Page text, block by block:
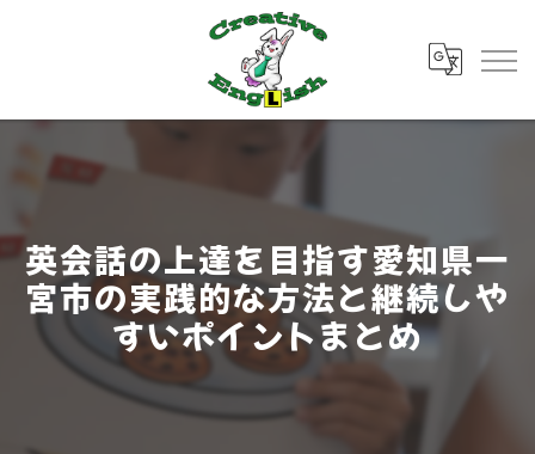
英会話の上達を目指す愛知県一
宮市の実践的な方法と継続しや
すいポイントまとめ